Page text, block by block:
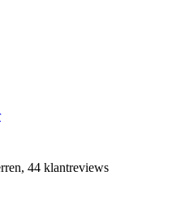
44 klantreviews